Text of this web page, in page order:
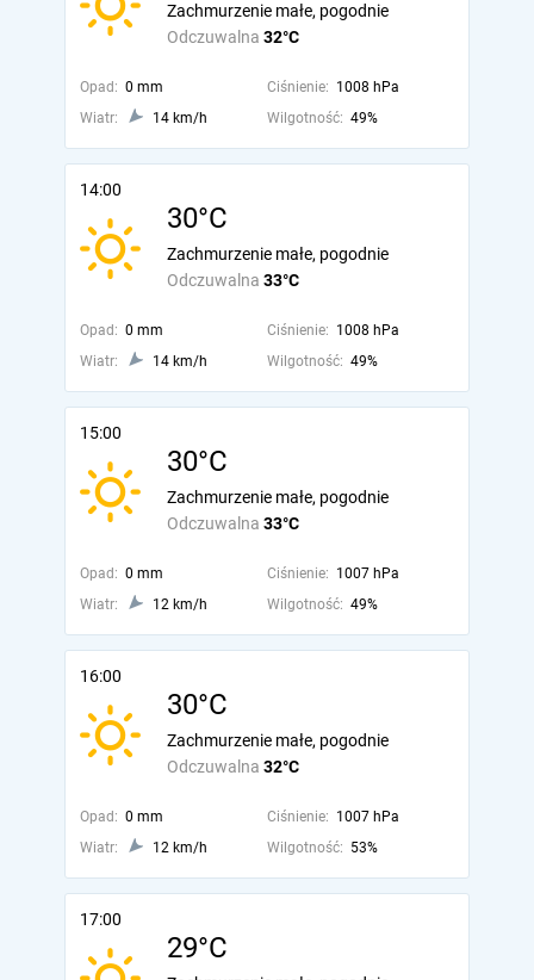
Odczuwalna 32°C
Zachmurzenie małe, pogodnie
Opad: 0 mm Ciśnienie: 1008 hPa
Wiatr:
14 km/h Wilgotność: 49%
14:00
30°C
Odczuwalna 33°C
Zachmurzenie małe, pogodnie
Opad: 0 mm Ciśnienie: 1008 hPa
Wiatr:
14 km/h Wilgotność: 49%
15:00
30°C
Odczuwalna 33°C
Zachmurzenie małe, pogodnie
Opad: 0 mm Ciśnienie: 1007 hPa
Wiatr:
12 km/h Wilgotność: 49%
16:00
30°C
Odczuwalna 32°C
Zachmurzenie małe, pogodnie
Opad: 0 mm Ciśnienie: 1007 hPa
Wiatr:
12 km/h Wilgotność: 53%
17:00
29°C